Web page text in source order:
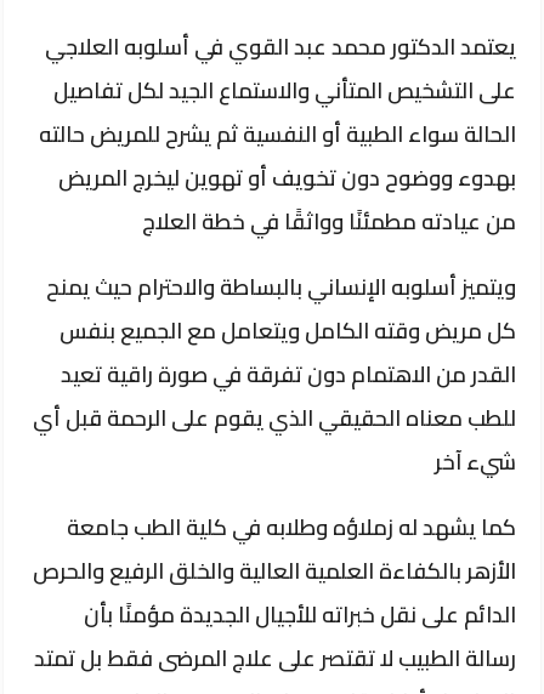
يعتمد الدكتور محمد عبد القوي في أسلوبه العلاجي
على التشخيص المتأني والاستماع الجيد لكل تفاصيل
الحالة سواء الطبية أو النفسية ثم يشرح للمريض حالته
بهدوء ووضوح دون تخويف أو تهوين ليخرج المريض
من عيادته مطمئنًا وواثقًا في خطة العلاج
ويتميز أسلوبه الإنساني بالبساطة والاحترام حيث يمنح
كل مريض وقته الكامل ويتعامل مع الجميع بنفس
القدر من الاهتمام دون تفرقة في صورة راقية تعيد
للطب معناه الحقيقي الذي يقوم على الرحمة قبل أي
شيء آخر
كما يشهد له زملاؤه وطلابه في كلية الطب جامعة
الأزهر بالكفاءة العلمية العالية والخلق الرفيع والحرص
الدائم على نقل خبراته للأجيال الجديدة مؤمنًا بأن
رسالة الطبيب لا تقتصر على علاج المرضى فقط بل تمتد